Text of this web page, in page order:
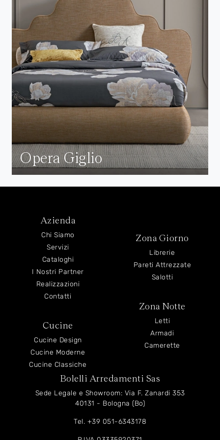
Opera Giglio
Azienda
Chi Siamo
Servizi
Cataloghi
I Nostri Partner
Realizzazioni
Contatti
Cucine
Cucine Design
Cucine Moderne
Cucine Classiche
Zona Giorno
Librerie
Pareti Attrezzate
Salotti
Zona Notte
Letti
Armadi
Camerette
Bolelli Arredamenti Sas
Sede Legale e Showroom: Via F. Zanardi 353
40131 - Bologna (Bo)
Tel. +39 051-6343178